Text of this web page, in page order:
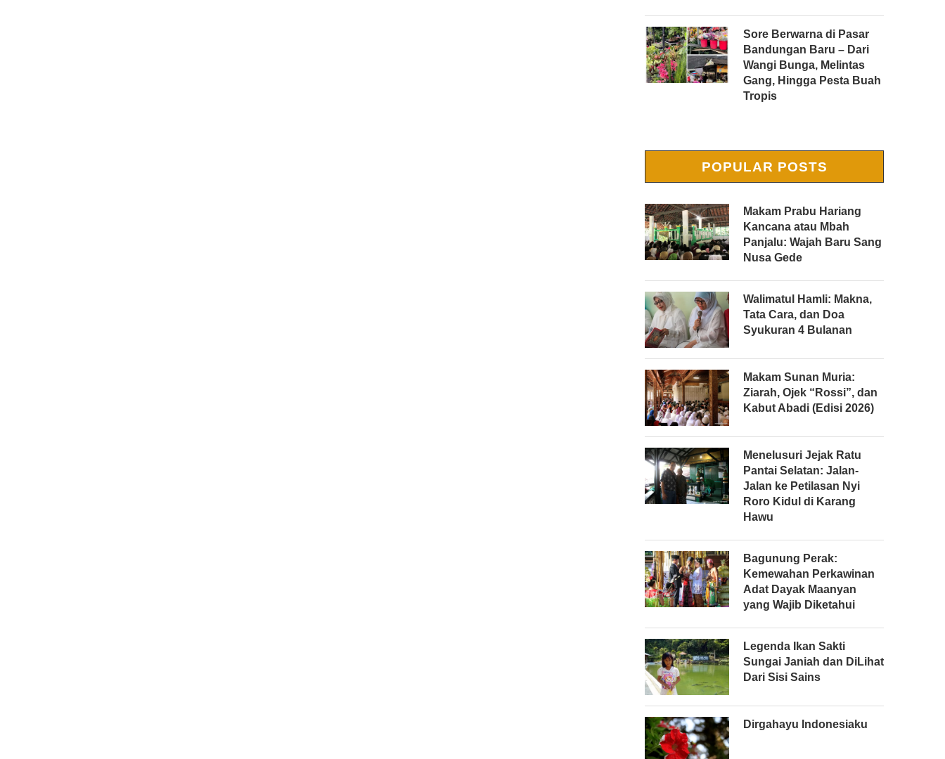
Sore Berwarna di Pasar
Bandungan Baru – Dari
Wangi Bunga, Melintas
Gang, Hingga Pesta Buah
Tropis
POPULAR POSTS
Makam Prabu Hariang
Kancana atau Mbah
Panjalu: Wajah Baru Sang
Nusa Gede
Walimatul Hamli: Makna,
Tata Cara, dan Doa
Syukuran 4 Bulanan
Makam Sunan Muria:
Ziarah, Ojek “Rossi”, dan
Kabut Abadi (Edisi 2026)
Menelusuri Jejak Ratu
Pantai Selatan: Jalan-
Jalan ke Petilasan Nyi
Roro Kidul di Karang
Hawu
Bagunung Perak:
Kemewahan Perkawinan
Adat Dayak Maanyan
yang Wajib Diketahui
Legenda Ikan Sakti
Sungai Janiah dan DiLihat
Dari Sisi Sains
Dirgahayu Indonesiaku